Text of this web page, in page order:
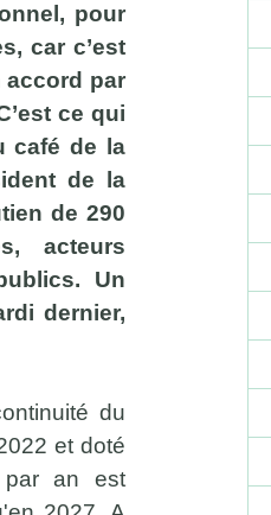
pour
car c’est
accord par
ce qui
café de la
de la
de 290
acteurs
Un
dernier,
du
et doté
par an est